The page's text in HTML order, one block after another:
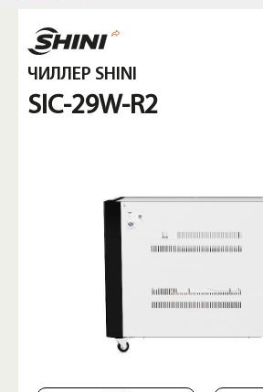
ЧИЛЛЕР SHINI
SIC-29W-R2